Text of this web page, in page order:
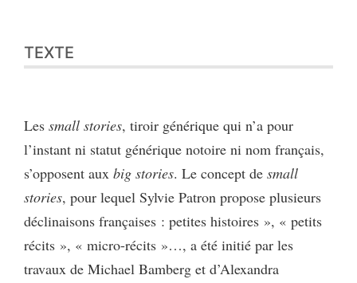
Citer cet article
Auteur
TEXTE
Les small stories, tiroir générique qui n’a pour
l’instant ni statut générique notoire ni nom français,
s’opposent aux big stories. Le concept de small
stories, pour lequel Sylvie Patron propose plusieurs
déclinaisons françaises : petites histoires », « petits
récits », « micro-récits »…, a été initié par les
travaux de Michael Bamberg et d’Alexandra